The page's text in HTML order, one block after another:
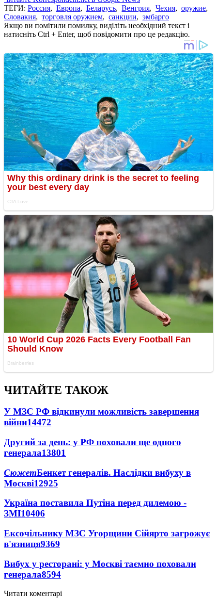
ТЕГИ: Россия, Европа, Беларусь, Венгрия, Чехия, оружие,
Словакия, торговля оружием, санкции, эмбарго
Якщо ви помітили помилку, виділіть необхідний текст і
натисніть Ctrl + Enter, щоб повідомити про це редакцію.
ЧИТАЙТЕ ТАКОЖ
У МЗС РФ відкинули можливість завершення
війни14472
Другий за день: у РФ поховали ще одного
генерала13801
СюжетБенкет генералів. Наслідки вибуху в
Москві12925
Україна поставила Путіна перед дилемою -
ЗМІ10406
Ексочільнику МЗС Угорщини Сійярто загрожує
в'язниця9369
Вибух у ресторані: у Москві таємно поховали
генерала8594
Читати коментарі